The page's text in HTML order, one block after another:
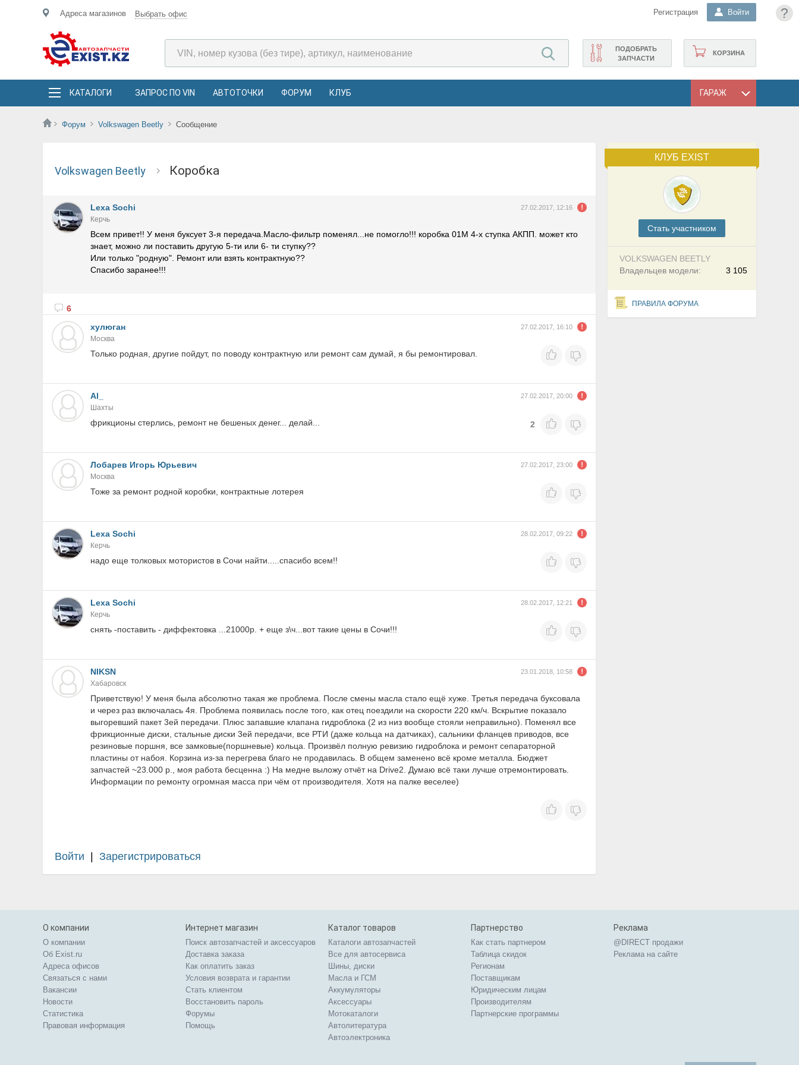
?
Адреса магазинов Выбрать офис Регистрация Войти
КОРЗИНА
ПОДОБРАТЬ
ЗАПЧАСТИ
КАТАЛОГИ ЗАПРОС ПО VIN АВТОТОЧКИ ФОРУМ КЛУБ ГАРАЖ
Форум Volkswagen Beetly Сообщение
КЛУБ EXIST
Cтать участником
VOLKSWAGEN BEETLY
3 105
Владельцев модели:
ПРАВИЛА ФОРУМА
Volkswagen Beetly коробка
Lexa Sochi 27.02.2017, 12:16
Керчь
Всем привет!! У меня буксует 3-я передача.Масло-фильтр поменял...не помогло!!! коробка 01М 4-х ступка АКПП. может кто
знает, можно ли поставить другую 5-ти или 6- ти ступку??
Или только "родную". Ремонт или взять контрактную??
Спасибо заранее!!!
6
хулюган
27.02.2017, 16:10
Москва
Только родная, другие пойдут, по поводу контрактную или ремонт сам думай, я бы ремонтировал.
Al_ 27.02.2017, 20:00
Шахты
фрикционы стерлись, ремонт не бешеных денег... делай... 2
Лобарев Игорь Юрьевич 27.02.2017, 23:00
Москва
Тоже за ремонт родной коробки, контрактные лотерея
Lexa Sochi 28.02.2017, 09:22
Керчь
надо еще толковых мотористов в Сочи найти.....спасибо всем!!
Lexa Sochi 28.02.2017, 12:21
Керчь
снять -поставить - диффектовка ...21000р. + еще з\ч...вот такие цены в Сочи!!!
NIKSN 23.01.2018, 10:58
Хабаровск
Приветствую! У меня была абсолютно такая же проблема. После смены масла стало ещё хуже. Третья передача буксовала
и через раз включалась 4я. Проблема появилась после того, как отец поездили на скорости 220 км/ч. Вскрытие показало
выгоревший пакет 3ей передачи. Плюс запавшие клапана гидроблока (2 из низ вообще стояли неправильно). Поменял все
фрикционные диски, стальные диски 3ей передачи, все РТИ (даже кольца на датчиках), сальники фланцев приводов, все
резиновые поршня, все замковые(поршневые) кольца. Произвёл полную ревизию гидроблока и ремонт сепараторной
пластины от набоя. Корзина из-за перегрева благо не продавилась. В общем заменено всё кроме металла. Бюджет
запчастей ~23.000 р., моя работа бесценна :) На медне выложу отчёт на Drive2. Думаю всё таки лучше отремонтировать.
Информации по ремонту огромная масса при чём от производителя. Хотя на палке веселее)
Войти Зарегистрироваться
О компании
О компании
Об Exist.ru
Адреса офисов
Связаться с нами
Вакансии
Новости
Статистика
Правовая информация
Интернет магазин
Поиск автозапчастей и аксессуаров
Доставка заказа
Как оплатить заказ
Условия возврата и гарантии
Стать клиентом
Восстановить пароль
Форумы
Помощь
Каталог товаров
Каталоги автозапчастей
Все для автосервиса
Шины, диски
Масла и ГСМ
Аккумуляторы
Аксессуары
Мотокаталоги
Автолитература
Автоэлектроника
Партнерство
Как стать партнером
Таблица скидок
Регионам
Поставщикам
Юридическим лицам
Производителям
Партнерские программы
Реклама
@DIRECT продажи
Реклама на сайте